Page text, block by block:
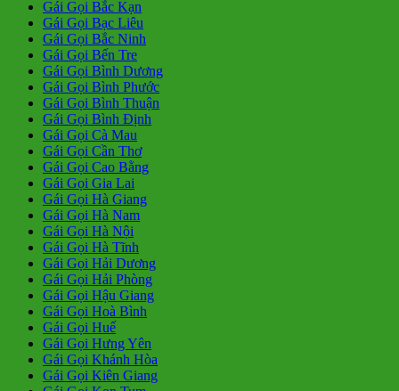
Gái Gọi Bắc Kạn
Gái Gọi Bạc Liêu
Gái Gọi Bắc Ninh
Gái Gọi Bến Tre
Gái Gọi Bình Dương
Gái Gọi Bình Phước
Gái Gọi Bình Thuận
Gái Gọi Bình Định
Gái Gọi Cà Mau
Gái Gọi Cần Thơ
Gái Gọi Cao Bằng
Gái Gọi Gia Lai
Gái Gọi Hà Giang
Gái Gọi Hà Nam
Gái Gọi Hà Nội
Gái Gọi Hà Tĩnh
Gái Gọi Hải Dương
Gái Gọi Hải Phòng
Gái Gọi Hậu Giang
Gái Gọi Hoà Bình
Gái Gọi Huế
Gái Gọi Hưng Yên
Gái Gọi Khánh Hòa
Gái Gọi Kiên Giang